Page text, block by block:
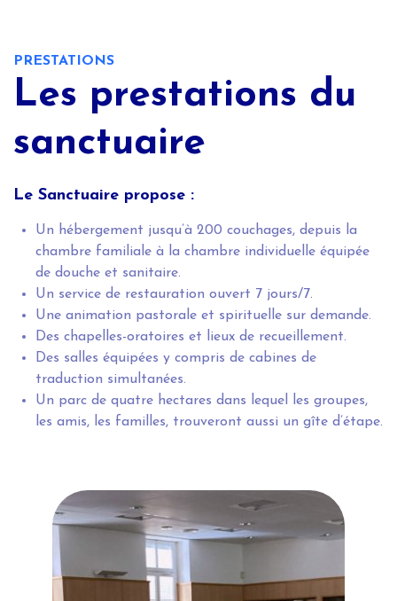
PRESTATIONS
Les prestations du
sanctuaire
Le Sanctuaire propose :
Un hébergement jusqu’à 200 couchages, depuis la
chambre familiale à la chambre individuelle équipée
de douche et sanitaire.
Un service de restauration ouvert 7 jours/7.
Une animation pastorale et spirituelle sur demande.
Des chapelles-oratoires et lieux de recueillement.
Des salles équipées y compris de cabines de
traduction simultanées.
Un parc de quatre hectares dans lequel les groupes,
les amis, les familles, trouveront aussi un gîte d’étape.